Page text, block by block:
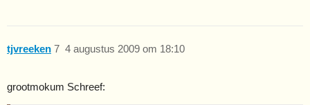
tjvreeken 4 augustus 2009 om 18:10
7
grootmokum Schreef: